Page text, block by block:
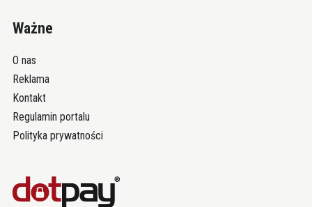
Ważne
O nas
Reklama
Kontakt
Regulamin portalu
Polityka prywatności